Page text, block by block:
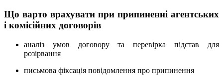
Що варто врахувати при припиненні агентських
і комісійних договорів
аналіз умов договору та перевірка підстав для
розірвання
письмова фіксація повідомлення про припинення